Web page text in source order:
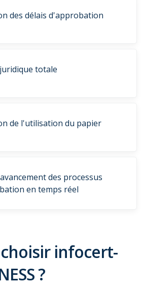
des délais d'approbation
totale
de l'utilisation du papier
des processus
en temps réel
infocert-
?